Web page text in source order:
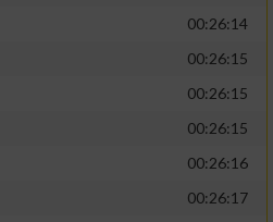
00:26:14
00:26:15
00:26:15
00:26:15
00:26:16
00:26:17